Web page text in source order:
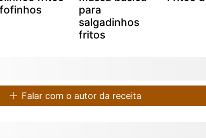
para
salgadinhos
fritos
Falar com o autor da receita